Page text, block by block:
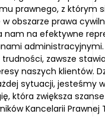
prawnego, z którym
obszarze prawa
nam na efektywne
administracyjnymi.
zawsze
naszych klientów.
sytuacji, jesteśmy
która zwiększa
Kancelarii